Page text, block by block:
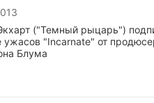
("Темный рыцарь")
ужасов "Incarnate" от
Блума